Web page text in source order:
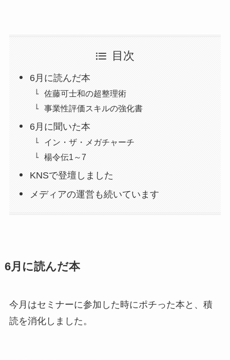
目次
6月に読んだ本
佐藤可士和の超整理術
事業性評価スキルの強化書
6月に聞いた本
イン・ザ・メガチャーチ
楊令伝1～7
KNSで登壇しました
メディアの運営も続いています
6月に読んだ本
今月はセミナーに参加した時にポチった本と、積
読を消化しました。